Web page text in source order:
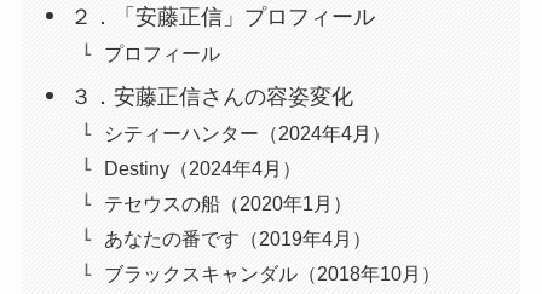
２．「安藤正信」プロフィール
プロフィール
３．安藤正信さんの容姿変化
シティーハンター（2024年4月）
Destiny（2024年4月）
テセウスの船（2020年1月）
あなたの番です（2019年4月）
ブラックスキャンダル（2018年10月）